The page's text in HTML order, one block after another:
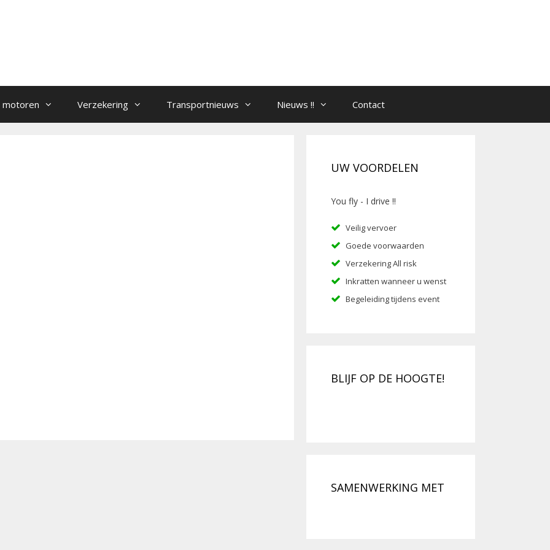
Verzekering Transportnieuws Nieuws !! Contact
UW VOORDELEN
You fly - I drive !!
Veilig vervoer
Goede voorwaarden
Verzekering All risk
Inkratten wanneer u wenst
Begeleiding tijdens event
BLIJF OP DE HOOGTE!
SAMENWERKING MET